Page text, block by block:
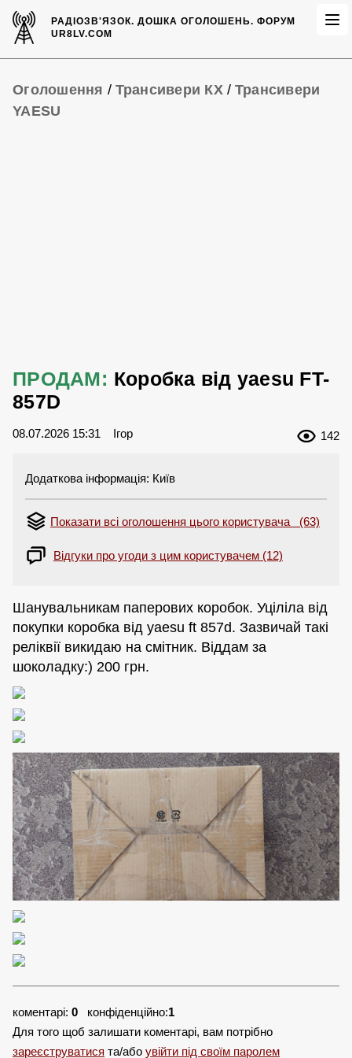
РАДІОЗВ'ЯЗОК.ДОШКА ОГОЛОШЕНЬ. ФОРУМ
UR8LV.COM
Оголошення / Трансивери КХ/ Трансивери
YAESU
ПРОДАМ: Коробка від yaesu FT-
857D
08.07.2026 15:31 Ігор 142
Додаткова інформація: Київ
Показати всі оголошення цього користувача (63)
Відгуки про угоди з цим користувачем (12)
Шанувальникам паперових коробок. Уціліла від
покупки коробка від yaesu ft 857d. Зазвичай такі
реліквії викидаю на смітник. Віддам за
шоколадку:) 200 грн.
коментарі: 0 конфіденційно:1
Для того щоб залишати коментарі, вам потрібно
зареєструватися та/або увійти під своїм паролем